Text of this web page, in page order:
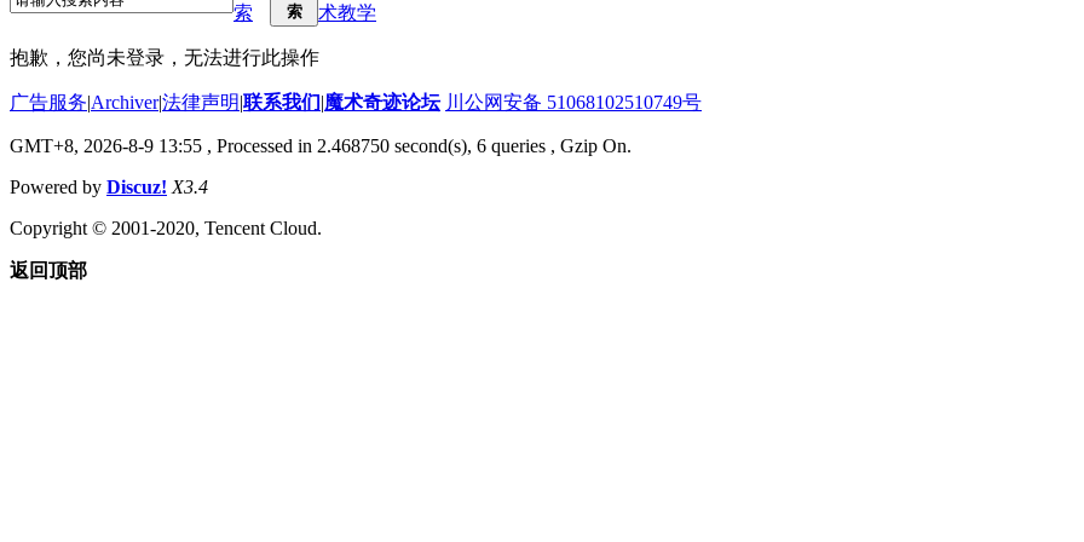
索 索 术教学
抱歉，您尚未登录，无法进行此操作
广告服务|Archiver|法律声明|联系我们|魔术奇迹论坛 川公网安备 51068102510749号
GMT+8, 2026-8-9 13:55 , Processed in 2.468750 second(s), 6 queries , Gzip On.
Powered by Discuz! X3.4
Copyright © 2001-2020, Tencent Cloud.
返回顶部